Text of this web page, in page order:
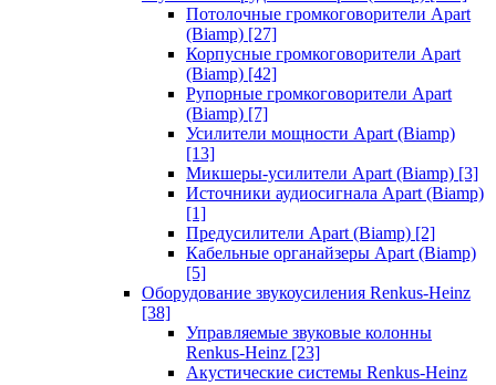
Потолочные громкоговорители Apart
(Biamp) [27]
Корпусные громкоговорители Apart
(Biamp) [42]
Рупорные громкоговорители Apart
(Biamp) [7]
Усилители мощности Apart (Biamp)
[13]
Микшеры-усилители Apart (Biamp) [3]
Источники аудиосигнала Apart (Biamp)
[1]
Предусилители Apart (Biamp) [2]
Кабельные органайзеры Apart (Biamp)
[5]
Оборудование звукоусиления Renkus-Heinz
[38]
Управляемые звуковые колонны
Renkus-Heinz [23]
Акустические системы Renkus-Heinz